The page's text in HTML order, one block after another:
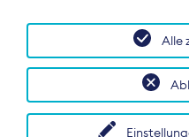
Deutschland und auf Alle